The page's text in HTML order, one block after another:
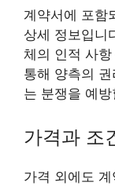
계약서에 포함
상세 정보입니
체의 인적 사
통해 양측의
는 분쟁을 예
가격과 조
가격 외에도